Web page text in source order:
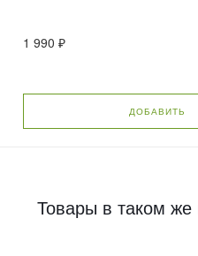
1 990 ₽
ДОБАВИТЬ
Товары в таком